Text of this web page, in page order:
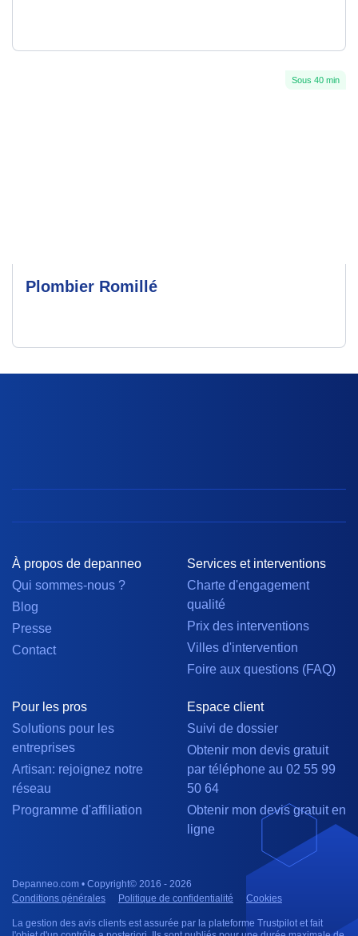
Sous 40 min
Plombier Romillé
À propos de depanneo
Qui sommes-nous ?
Blog
Presse
Contact
Services et interventions
Charte d'engagement
qualité
Prix des interventions
Villes d'intervention
Foire aux questions (FAQ)
Pour les pros
Solutions pour les
entreprises
Artisan: rejoignez notre
réseau
Programme d'affiliation
Espace client
Suivi de dossier
Obtenir mon devis gratuit
par téléphone au 02 55 99
50 64
Obtenir mon devis gratuit en
ligne
Depanneo.com • Copyright© 2016 - 2026
Conditions générales
Politique de confidentialité Cookies
La gestion des avis clients est assurée par la plateforme Trustpilot et fait